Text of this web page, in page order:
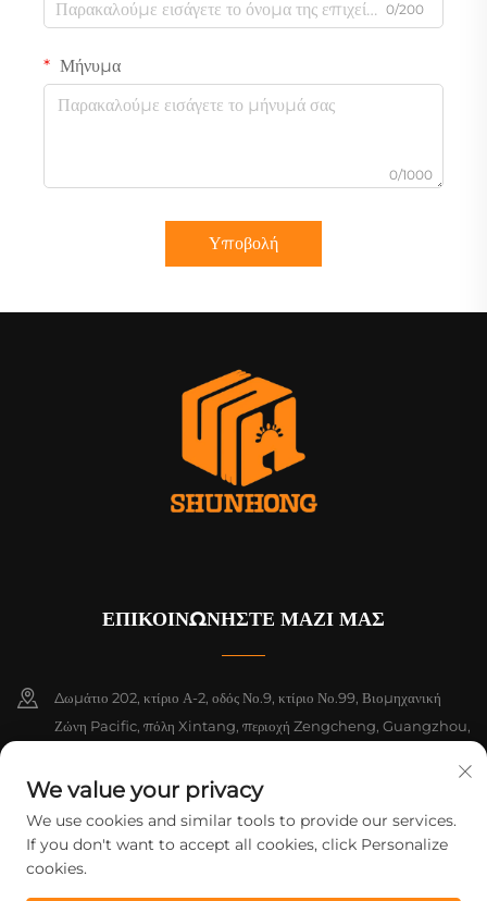
0/200
Μήνυμα
0/1000
Υποβολή
ΕΠΙΚΟΙΝΩΝΗΣΤΕ ΜΑΖΙ ΜΑΣ
Δωμάτιο 202, κτίριο Α-2, οδός Νο.9, κτίριο Νο.99, Βιομηχανική
Ζώνη Pacific, πόλη Xintang, περιοχή Zengcheng, Guangzhou,
+86-18925142858
[email protected]
We value your privacy
We use cookies and similar tools to provide our services.
If you don't want to accept all cookies, click Personalize
cookies.